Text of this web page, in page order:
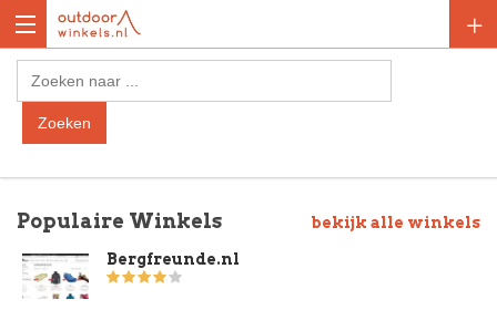
Populaire Winkels bekijk alle winkels
Bergfreunde.nl